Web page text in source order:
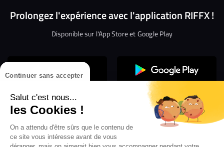
Continuer sans accepter
Salut c'est nous...
les Cookies !
On a attendu d'être sûrs que le contenu de
ce site vous intéresse avant de vous
Prolongez l'expérience avec l'application RIFFX !
Disponible sur l'App Store et Google Play
Confidentialité
Gestion des cookies
Conditions générales d’utilisation
Mentions légales